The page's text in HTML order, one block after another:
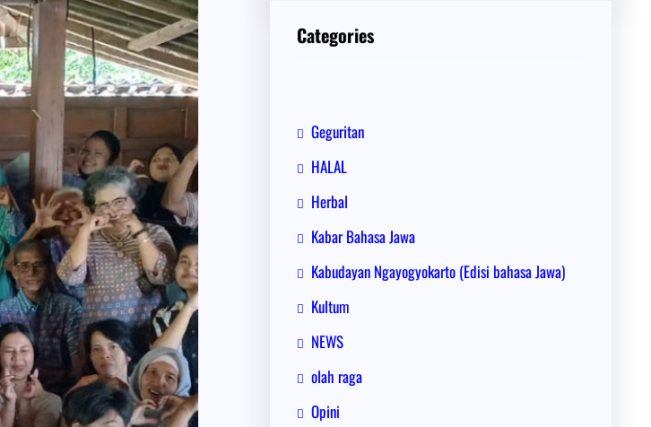
Categories
Geguritan
HALAL
Herbal
Kabar Bahasa Jawa
Kabudayan Ngayogyokarto (Edisi bahasa Jawa)
Kultum
NEWS
olah raga
Opini